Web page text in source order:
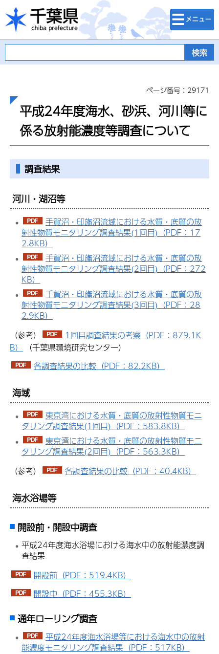
千葉県
検索・メニュ
ー
ページ番号：29171
平成24年度海水、砂浜、河川等に
係る放射能濃度等調査について
調査結果
河川・湖沼等
手賀沼・印旛沼流域における水質・底質の放
射性物質モニタリング調査結果(1回目)（PDF：17
2.8KB）
手賀沼・印旛沼流域における水質・底質の放
射性物質モニタリング調査結果(2回目)（PDF：272
KB）
手賀沼・印旛沼流域における水質・底質の放
射性物質モニタリング調査結果(3回目)（PDF：28
2.9KB）
（参考）
1回目調査結果の考察（PDF：879.1K
B）
（千葉県環境研究センター）
各調査結果の比較（PDF：82.2KB）
海域
東京湾における水質・底質の放射性物質モニ
タリング調査結果(1回目)（PDF：583.8KB）
東京湾における水質・底質の放射性物質モニ
タリング調査結果(2回目)（PDF：563.3KB）
（参考）
各調査結果の比較（PDF：40.4KB）
海水浴場等
開設前・開設中調査
平成24年度海水浴場における海水中の放射能濃度調
査結果
開設前（PDF：519.4KB）
開設中（PDF：455.3KB）
通年ローリング調査
平成24年度海水浴場等における海水中の放射
能濃度モニタリング調査結果（PDF：517KB）